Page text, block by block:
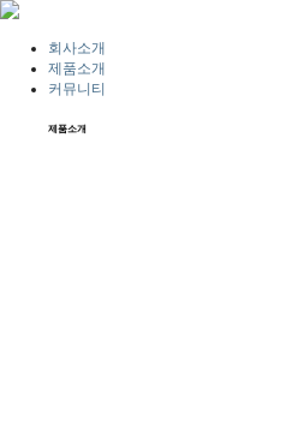
회사소개
제품소개
커뮤니티
제품소개